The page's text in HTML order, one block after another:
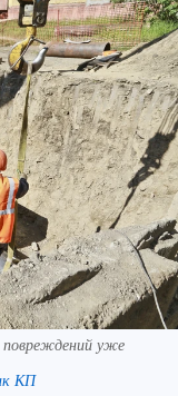
повреждений уже
КП